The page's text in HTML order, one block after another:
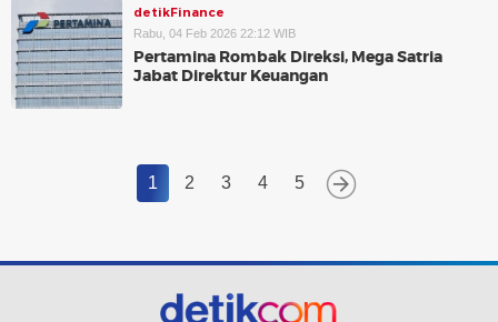
detikFinance
Rabu, 04 Feb 2026 22:12 WIB
Pertamina Rombak Direksi, Mega Satria
Jabat Direktur Keuangan
1 2 3 4 5